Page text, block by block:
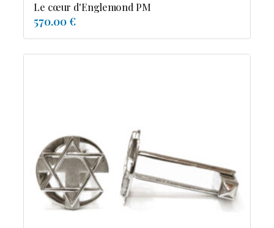
Le cœur d'Englemond PM
570.00 €